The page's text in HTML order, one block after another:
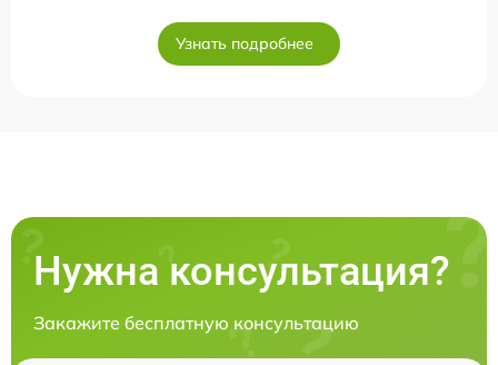
Узнать подробнее
Нужна консультация?
Закажите бесплатную консультацию